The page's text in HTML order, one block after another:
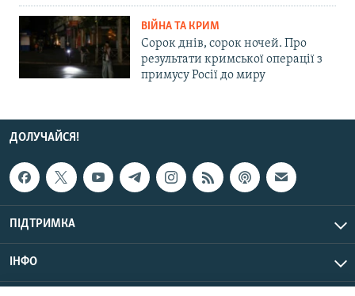
ВІЙНА ТА КРИМ
Сорок днів, сорок ночей. Про
результати кримської операції з
примусу Росії до миру
ДОЛУЧАЙСЯ!
ПІДТРИМКА
ІНФО